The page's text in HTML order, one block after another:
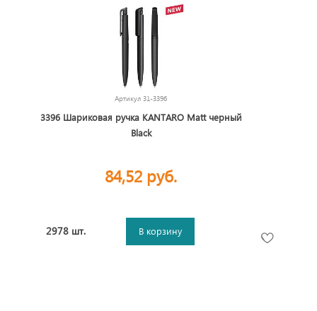
Оригинальные ручки
Ручки на подставке
Артикул 31-3396
3396 Шариковая ручка KANTARO Matt черный
Black
84,52 руб.
2978 шт. В корзину